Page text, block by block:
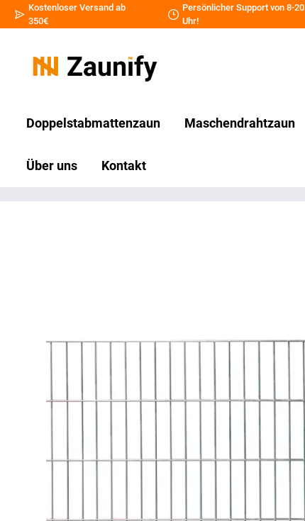
Kostenloser Versand ab
350€
Persönlicher Support von 8-20
Uhr!
Doppelstabmattenzaun Maschendrahtzaun
Über uns Kontakt